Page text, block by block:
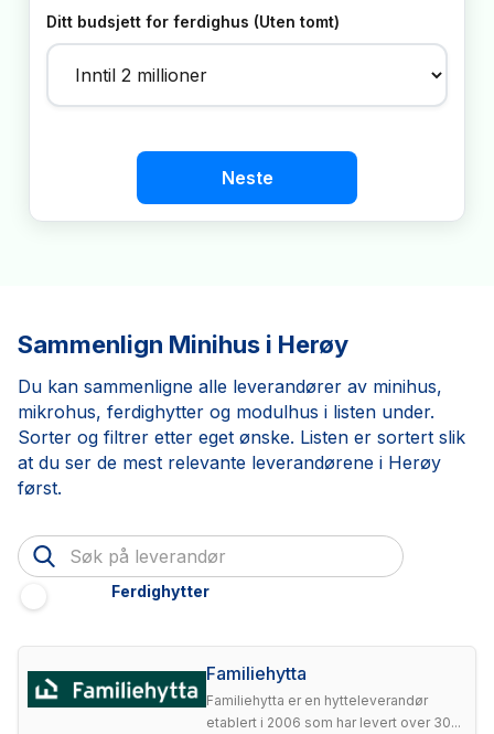
Ditt budsjett for ferdighus (Uten tomt)
Neste
Sammenlign Minihus i Herøy
Du kan sammenligne alle leverandører av minihus,
mikrohus, ferdighytter og modulhus i listen under.
Sorter og filtrer etter eget ønske. Listen er sortert slik
at du ser de mest relevante leverandørene i Herøy
først.
Ferdighytter
Familiehytta
Familiehytta er en hytteleverandør
etablert i 2006 som har levert over 30...